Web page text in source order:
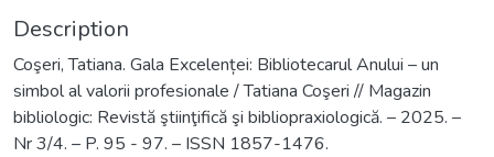
Description
Coşeri, Tatiana. Gala Excelenței: Bibliotecarul Anului – un
simbol al valorii profesionale / Tatiana Coşeri // Magazin
bibliologic: Revistă ştiinţifică şi bibliopraxiologică. – 2025. –
Nr 3/4. – P. 95 - 97. – ISSN 1857-1476.